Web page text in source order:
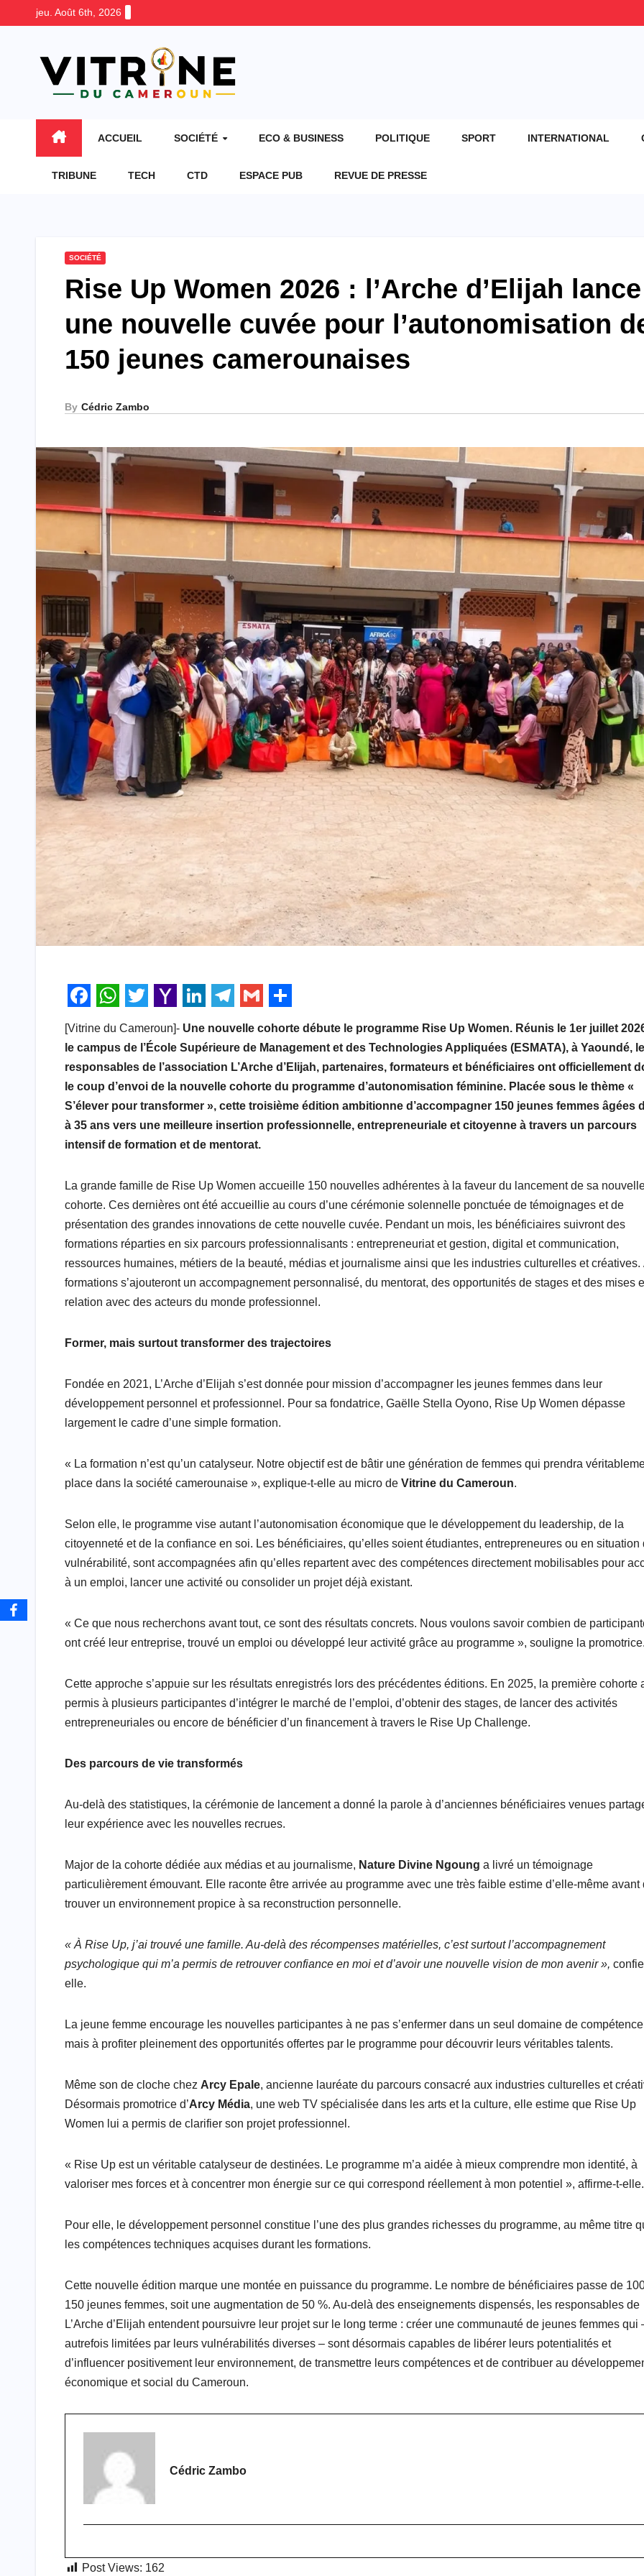
jeu. Août 6th, 2026
ACCUEIL SOCIÉTÉ ECO & BUSINESS POLITIQUE SPORT INTERNATIONAL
TRIBUNE TECH CTD ESPACE PUB REVUE DE PRESSE
SOCIÉTÉ
Rise Up Women 2026 : l’Arche d’Elijah lance
une nouvelle cuvée pour l’autonomisation
150 jeunes camerounaises
By Cédric Zambo
F
a
c
e
b
o
o
k
W
h
a
t
s
A
p
p
T
w
i
t
t
e
r
a
h
o
o
M
a
i
l
L
i
n
k
e
d
I
n
e
l
e
g
r
a
m
G
m
a
i
l
S
h
a
r
e
[Vitrine du Cameroun]- Une nouvelle cohorte débute le programme Rise Up Women. Réunis le 1er juillet
le campus de l’École Supérieure de Management et des Technologies Appliquées (ESMATA), à Yaoundé,
responsables de l’association L’Arche d’Elijah, partenaires, formateurs et bénéficiaires ont officiellement
le coup d’envoi de la nouvelle cohorte du programme d’autonomisation féminine. Placée sous le thème «
S’élever pour transformer », cette troisième édition ambitionne d’accompagner 150 jeunes femmes âgées
à 35 ans vers une meilleure insertion professionnelle, entrepreneuriale et citoyenne à travers un parcours
intensif de formation et de mentorat.
La grande famille de Rise Up Women accueille 150 nouvelles adhérentes à la faveur du lancement de sa
cohorte. Ces dernières ont été accueillie au cours d’une cérémonie solennelle ponctuée de témoignages et de
présentation des grandes innovations de cette nouvelle cuvée. Pendant un mois, les bénéficiaires suivront des
formations réparties en six parcours professionnalisants : entrepreneuriat et gestion, digital et communication,
ressources humaines, métiers de la beauté, médias et journalisme ainsi que les industries culturelles et créatives.
formations s’ajouteront un accompagnement personnalisé, du mentorat, des opportunités de stages et des mises
relation avec des acteurs du monde professionnel.
Former, mais surtout transformer des trajectoires
Fondée en 2021, L’Arche d’Elijah s’est donnée pour mission d’accompagner les jeunes femmes dans leur
développement personnel et professionnel. Pour sa fondatrice, Gaëlle Stella Oyono, Rise Up Women dépasse
largement le cadre d’une simple formation.
« La formation n’est qu’un catalyseur. Notre objectif est de bâtir une génération de femmes qui prendra
place dans la société camerounaise », explique-t-elle au micro de Vitrine du Cameroun.
Selon elle, le programme vise autant l’autonomisation économique que le développement du leadership, de la
citoyenneté et de la confiance en soi. Les bénéficiaires, qu’elles soient étudiantes, entrepreneures ou en situation
vulnérabilité, sont accompagnées afin qu’elles repartent avec des compétences directement mobilisables pour
à un emploi, lancer une activité ou consolider un projet déjà existant.
« Ce que nous recherchons avant tout, ce sont des résultats concrets. Nous voulons savoir combien de
ont créé leur entreprise, trouvé un emploi ou développé leur activité grâce au programme », souligne la promotrice.
Cette approche s’appuie sur les résultats enregistrés lors des précédentes éditions. En 2025, la première cohorte
permis à plusieurs participantes d’intégrer le marché de l’emploi, d’obtenir des stages, de lancer des activités
entrepreneuriales ou encore de bénéficier d’un financement à travers le Rise Up Challenge.
Des parcours de vie transformés
Au-delà des statistiques, la cérémonie de lancement a donné la parole à d’anciennes bénéficiaires venues
leur expérience avec les nouvelles recrues.
Major de la cohorte dédiée aux médias et au journalisme, Nature Divine Ngoung a livré un témoignage
particulièrement émouvant. Elle raconte être arrivée au programme avec une très faible estime d’elle-même avant
trouver un environnement propice à sa reconstruction personnelle.
« À Rise Up, j’ai trouvé une famille. Au-delà des récompenses matérielles, c’est surtout l’accompagnement
psychologique qui m’a permis de retrouver confiance en moi et d’avoir une nouvelle vision de mon avenir »,
elle.
La jeune femme encourage les nouvelles participantes à ne pas s’enfermer dans un seul domaine de
mais à profiter pleinement des opportunités offertes par le programme pour découvrir leurs véritables talents.
Même son de cloche chez Arcy Epale, ancienne lauréate du parcours consacré aux industries culturelles et
Désormais promotrice d’Arcy Média, une web TV spécialisée dans les arts et la culture, elle estime que Rise Up
Women lui a permis de clarifier son projet professionnel.
« Rise Up est un véritable catalyseur de destinées. Le programme m’a aidée à mieux comprendre mon identité, à
valoriser mes forces et à concentrer mon énergie sur ce qui correspond réellement à mon potentiel », affirme-t-elle.
Pour elle, le développement personnel constitue l’une des plus grandes richesses du programme, au même titre
les compétences techniques acquises durant les formations.
Cette nouvelle édition marque une montée en puissance du programme. Le nombre de bénéficiaires passe de
150 jeunes femmes, soit une augmentation de 50 %. Au-delà des enseignements dispensés, les responsables de
L’Arche d’Elijah entendent poursuivre leur projet sur le long terme : créer une communauté de jeunes femmes qui
autrefois limitées par leurs vulnérabilités diverses – sont désormais capables de libérer leurs potentialités et
d’influencer positivement leur environnement, de transmettre leurs compétences et de contribuer au
économique et social du Cameroun.
Cédric Zambo
Post Views: 162